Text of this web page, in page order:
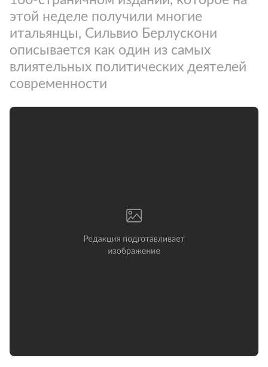
этой неделе получили многие
итальянцы, Сильвио Берлускони
описывается как один из самых
влиятельных политических деятелей
современности